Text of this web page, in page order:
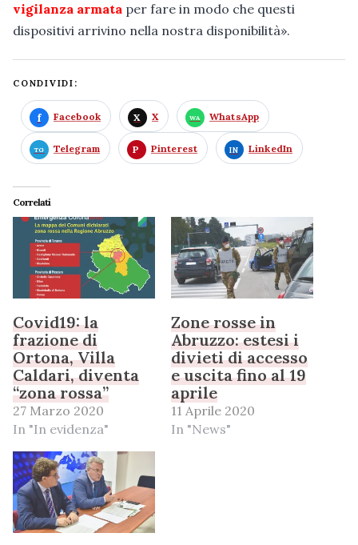
vigilanza armata per fare in modo che questi
dispositivi arrivino nella nostra disponibilità».
CONDIVIDI:
Facebook X WhatsApp
Telegram Pinterest LinkedIn
Correlati
Covid19: la
frazione di
Ortona, Villa
Caldari, diventa
“zona rossa”
27 Marzo 2020
In "In evidenza"
Zone rosse in
Abruzzo: estesi i
divieti di accesso
e uscita fino al 19
aprile
11 Aprile 2020
In "News"